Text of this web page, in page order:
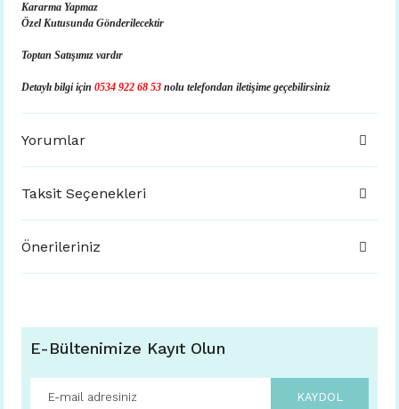
Kararma Yapmaz
Özel Kutusunda Gönderilecektir
Toptan Satışımız vardır
Detaylı bilgi için 0534 922 68 53 nolu telefondan iletişime geçebilirsiniz
Yorumlar
Taksit Seçenekleri
Önerileriniz
E-Bültenimize Kayıt Olun
KAYDOL